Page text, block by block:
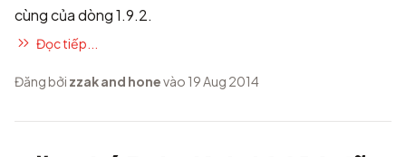
cùng của dòng 1.9.2.
Đọc tiếp...
Đăng bởi zzak and honevào 19 Aug 2014